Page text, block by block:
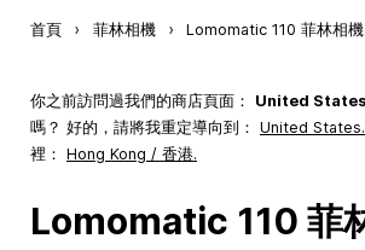
首頁 › 菲林相機 › Lomomatic 110 菲林相機
你之前訪問過我們的商店頁面： United States
嗎？ 好的，請將我重定導向到： United States.
裡： Hong Kong / 香港.
Lomomatic 110 菲